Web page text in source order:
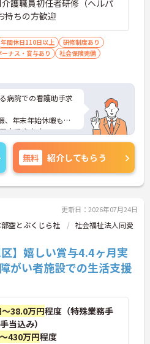
ップを支援していま
として成長していけ
のもと、長期的に活
された信頼ある法人
も安心して働き続け
彰制度など、スタッ
元する体制が整って
護職員初任者研修（ヘルパ
持ちの方歓迎
年間休日110日以上
研修制度あり
ーナス・賞与あり
社会保険完備
病院での看護助手求
、年末年始休暇もご
立できます。
い合わせ下さい。
無料 紹介してもらう
更新日：2026年07月24日
空とぶくじら社
社会福祉法人同愛
区】嬉しい賞与4.4ヶ月実
い者施設での生活支援
38.0万円程度（特殊業務手
当込み）
430万円程度